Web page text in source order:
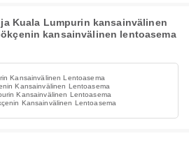
Kuala Lumpurin kansainvälinen
kansainvälinen lentoasema
Kansainvälinen Lentoasema
Kansainvälinen Lentoasema
Kansainvälinen Lentoasema
Kansainvälinen Lentoasema